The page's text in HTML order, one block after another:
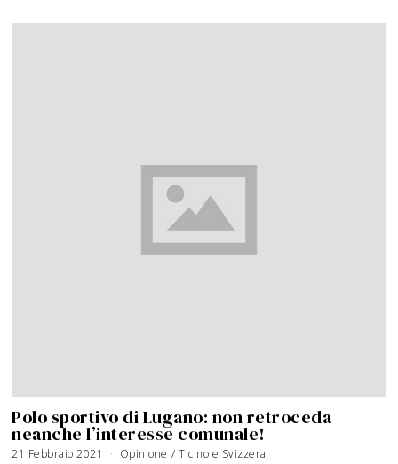
Polo sportivo di Lugano: non retroceda
neanche l’interesse comunale!
21 Febbraio 2021 Opinione / Ticino e Svizzera